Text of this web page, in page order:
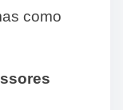
como